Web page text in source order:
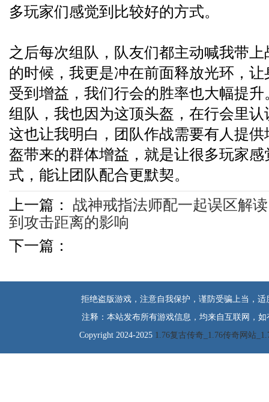
多玩家们感觉到比较好的方式。
之后每次组队，队友们都主动喊我带
的时候，我更是冲在前面释放光环，
受到增益，我们行会的胜率也大幅提
组队，我也因为这顶头盔，在行会里
这也让我明白，团队作战需要有人提
盔带来的群体增益，就是让很多玩家
式，能让团队配合更默契。
上一篇： 战神戒指法师配一起误区解
到攻击距离的影响
下一篇：
拒绝盗版游戏，注意自我保护，谨防受骗上当，
注释：本站发布所有游戏信息，均来自互联网，
Copyright 2024-2025 1.76复古传奇_1.76传奇网站